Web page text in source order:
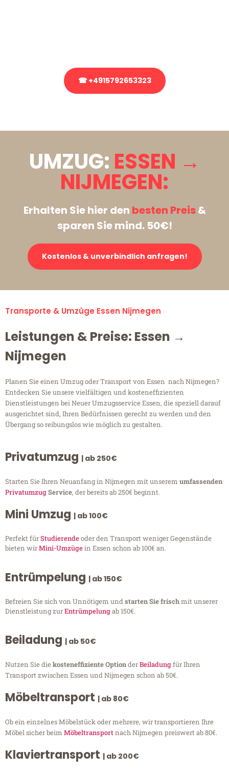
☎ +4915792653323
UMZUG: ESSEN →
NIJMEGEN:
Erhalten Sie hier den besten Preis&
sparen Sie mind. 50€!
Kostenlos & unverbindlich anfragen!
Transporte & Umzüge Essen Nijmegen
Leistungen & Preise: Essen →
Nijmegen
Planen Sie einen Umzug oder Transport von Essen nach Nijmegen?
Entdecken Sie unsere vielfältigen und kosteneffizienten
Dienstleistungen bei Neuer Umzugsservice Essen, die speziell darauf
ausgerichtet sind, Ihren Bedürfnissen gerecht zu werden und den
Übergang so reibungslos wie möglich zu gestalten.
Privatumzug | ab 250€
Starten Sie Ihren Neuanfang in Nijmegen mit unserem umfassenden
PrivatumzugService, der bereits ab 250€ beginnt.
Mini Umzug | ab 100€
Perfekt fürStudierendeoder den Transport weniger Gegenstände
bieten wirMini-Umzügein Essen schon ab 100€ an.
Entrümpelung | ab 150€
Befreien Sie sich von Unnötigem undstarten Sie frischmit unserer
Dienstleistung zurEntrümpelungab 150€.
Beiladung | ab 50€
Nutzen Sie diekosteneffiziente OptionderBeiladungfür Ihren
Transport zwischen Essen und Nijmegen schon ab 50€.
Möbeltransport | ab 80€
Ob ein einzelnes Möbelstück oder mehrere, wir transportieren Ihre
Möbel sicher beim Möbeltransportnach Nijmegen preiswert ab 80€.
Klaviertransport | ab 200€